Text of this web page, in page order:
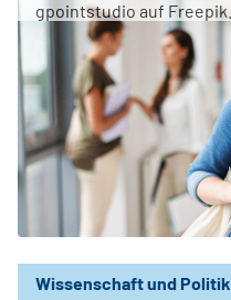
gpointstudio auf Freepik.
Wissenschaft und Politik